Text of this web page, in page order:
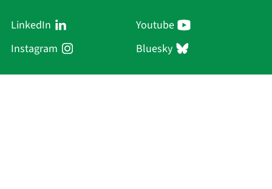
LinkedIn
Youtube
Instagram
Bluesky